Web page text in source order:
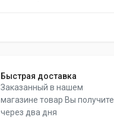
Быстрая доставка
Заказанный в нашем
магазине товар Вы получите
через два дня